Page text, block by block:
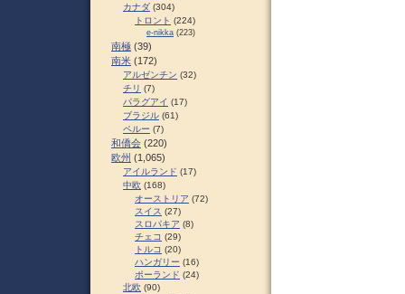
カナダ (304)
トロント (224)
e-nikka (223)
南極 (39)
南米 (172)
アルゼンチン (32)
チリ (7)
パラグアイ (17)
ブラジル (61)
ペルー (7)
和僑会 (220)
欧州 (1,065)
アイルランド (17)
中欧 (168)
オーストリア (72)
スイス (27)
スロパキア (8)
チェコ (29)
トルコ (20)
ハンガリー (16)
ポーランド (24)
北欧 (90)